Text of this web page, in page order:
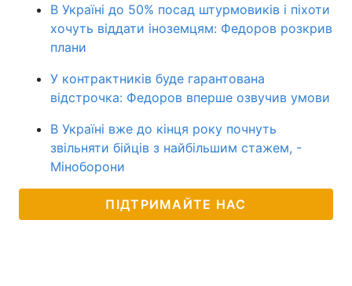
В Україні до 50% посад штурмовиків і піхоти
хочуть віддати іноземцям: Федоров розкрив
плани
У контрактників буде гарантована
відстрочка: Федоров вперше озвучив умови
В Україні вже до кінця року почнуть
звільняти бійців з найбільшим стажем, -
Міноборони
ПІДТРИМАЙТЕ НАС